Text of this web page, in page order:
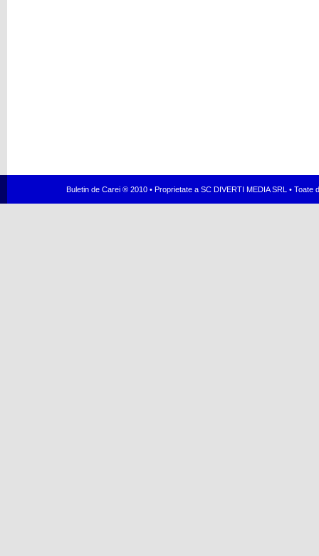
Buletin de Carei ® 2010 • Proprietate a SC DIVERTI MEDIA SRL •